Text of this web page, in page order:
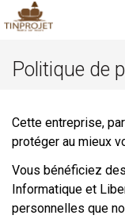
Politique de
Cette entreprise,
protéger au mieux
Vous bénéficiez
Informatique et
personnelles que